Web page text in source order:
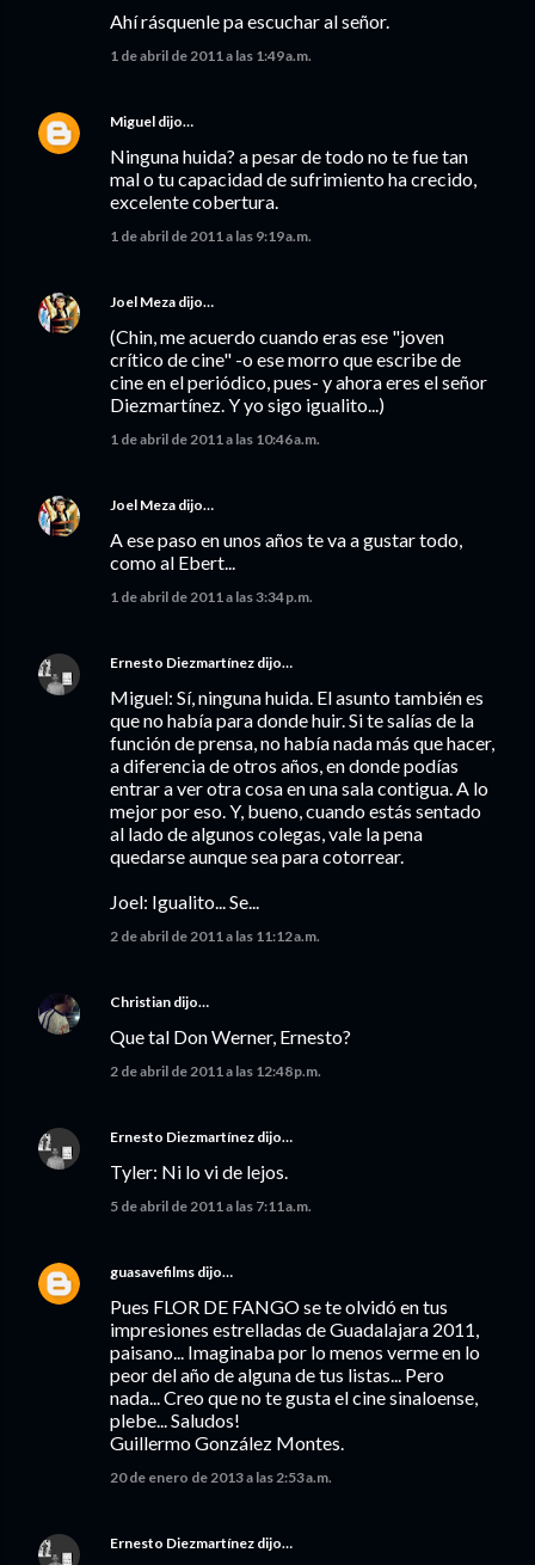
Ahí rásquenle pa escuchar al señor.
1 de abril de 2011 a las 1:49 a.m.
Miguel dijo…
Ninguna huida? a pesar de todo no te fue tan
mal o tu capacidad de sufrimiento ha crecido,
excelente cobertura.
1 de abril de 2011 a las 9:19 a.m.
Joel Meza dijo…
(Chin, me acuerdo cuando eras ese "joven
crítico de cine" -o ese morro que escribe de
cine en el periódico, pues- y ahora eres el señor
Diezmartínez. Y yo sigo igualito...)
1 de abril de 2011 a las 10:46 a.m.
Joel Meza dijo…
A ese paso en unos años te va a gustar todo,
como al Ebert...
1 de abril de 2011 a las 3:34 p.m.
Ernesto Diezmartínez dijo…
Miguel: Sí, ninguna huida. El asunto también es
que no había para donde huir. Si te salías de la
función de prensa, no había nada más que hacer,
a diferencia de otros años, en donde podías
entrar a ver otra cosa en una sala contigua. A lo
mejor por eso. Y, bueno, cuando estás sentado
al lado de algunos colegas, vale la pena
quedarse aunque sea para cotorrear.
Joel: Igualito... Se...
2 de abril de 2011 a las 11:12 a.m.
Christian dijo…
Que tal Don Werner, Ernesto?
2 de abril de 2011 a las 12:48 p.m.
Ernesto Diezmartínez dijo…
Tyler: Ni lo vi de lejos.
5 de abril de 2011 a las 7:11 a.m.
guasavefilms dijo…
Pues FLOR DE FANGO se te olvidó en tus
impresiones estrelladas de Guadalajara 2011,
paisano... Imaginaba por lo menos verme en lo
peor del año de alguna de tus listas... Pero
nada... Creo que no te gusta el cine sinaloense,
plebe... Saludos!
Guillermo González Montes.
20 de enero de 2013 a las 2:53 a.m.
Ernesto Diezmartínez dijo…